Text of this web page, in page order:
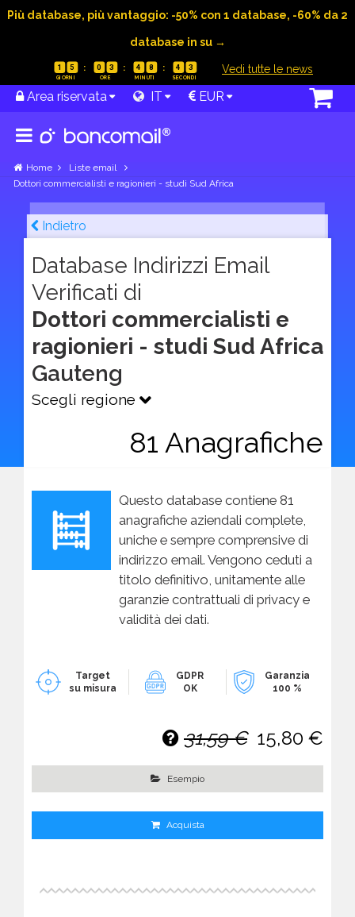
Più database, più vantaggio: -50% con 1 database, -60% da 2
database in su →
1 5 0 3 4 8 4 2 Vedi tutte le news
Area riservata IT EUR
Home
Liste email
Dottori commercialisti e ragionieri - studi Sud Africa
Indietro
Database Indirizzi Email
Verificati di
Dottori commercialisti e
ragionieri - studi Sud Africa
Gauteng
Scegli regione
81 Anagrafiche
Questo database contiene 81
anagrafiche aziendali complete,
uniche e sempre comprensive di
indirizzo email. Vengono ceduti a
titolo definitivo, unitamente alle
garanzie contrattuali di privacy e
validità dei dati.
Target
su misura
GDPR
OK
Garanzia
100 %
31,59 € 15,80 €
Esempio
Acquista